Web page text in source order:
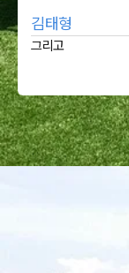
김태형
그리고